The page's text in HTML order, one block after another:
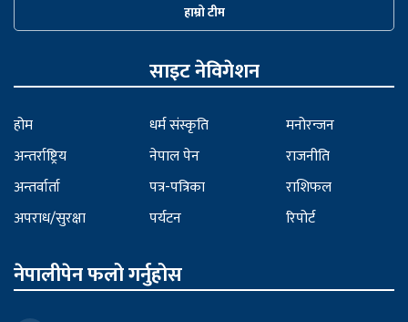
हाम्रो टीम
साइट नेविगेशन
होम
अन्तर्राष्ट्रिय
अन्तर्वार्ता
अपराध/सुरक्षा
धर्म संस्कृति
नेपाल पेन
पत्र-पत्रिका
पर्यटन
मनोरन्जन
राजनीति
राशिफल
रिपोर्ट
नेपालीपेन फलो गर्नुहोस